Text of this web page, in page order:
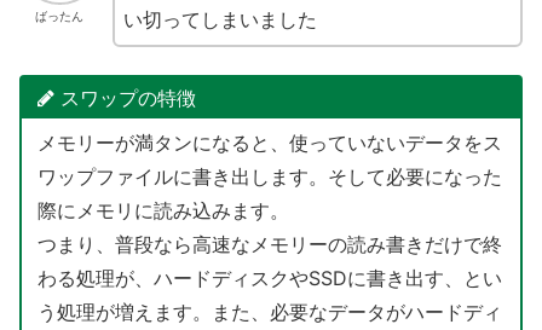
ばったん
い切ってしまいました
スワップの特徴
メモリーが満タンになると、使っていないデータをス
ワップファイルに書き出します。そして必要になった
際にメモリに読み込みます。
つまり、普段なら高速なメモリーの読み書きだけで終
わる処理が、ハードディスクやSSDに書き出す、とい
う処理が増えます。また、必要なデータがハードディ